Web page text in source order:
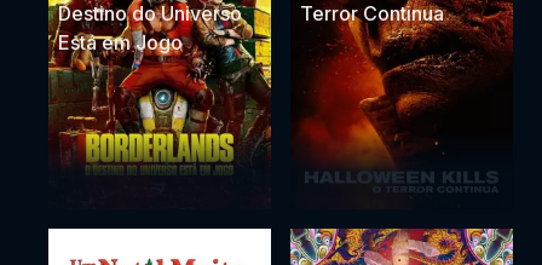
Destino do Universo
Está em Jogo
Terror Continua